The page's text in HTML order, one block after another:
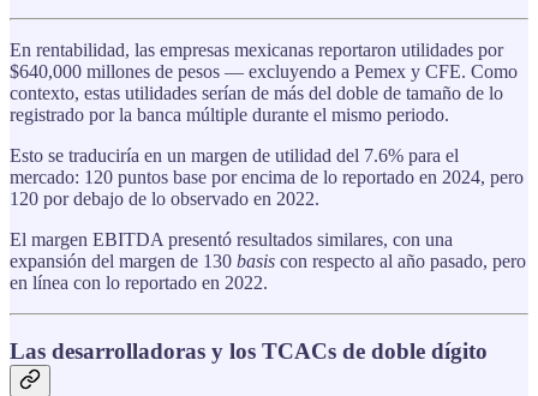
En rentabilidad, las empresas mexicanas reportaron utilidades por
$640,000 millones de pesos — excluyendo a Pemex y CFE. Como
contexto, estas utilidades serían de más del doble de tamaño de lo
registrado por la banca múltiple durante el mismo periodo.
Esto se traduciría en un margen de utilidad del 7.6% para el
mercado: 120 puntos base por encima de lo reportado en 2024, pero
120 por debajo de lo observado en 2022.
El margen EBITDA presentó resultados similares, con una
expansión del margen de 130 basis con respecto al año pasado, pero
en línea con lo reportado en 2022.
Las desarrolladoras y los TCACs de doble dígito